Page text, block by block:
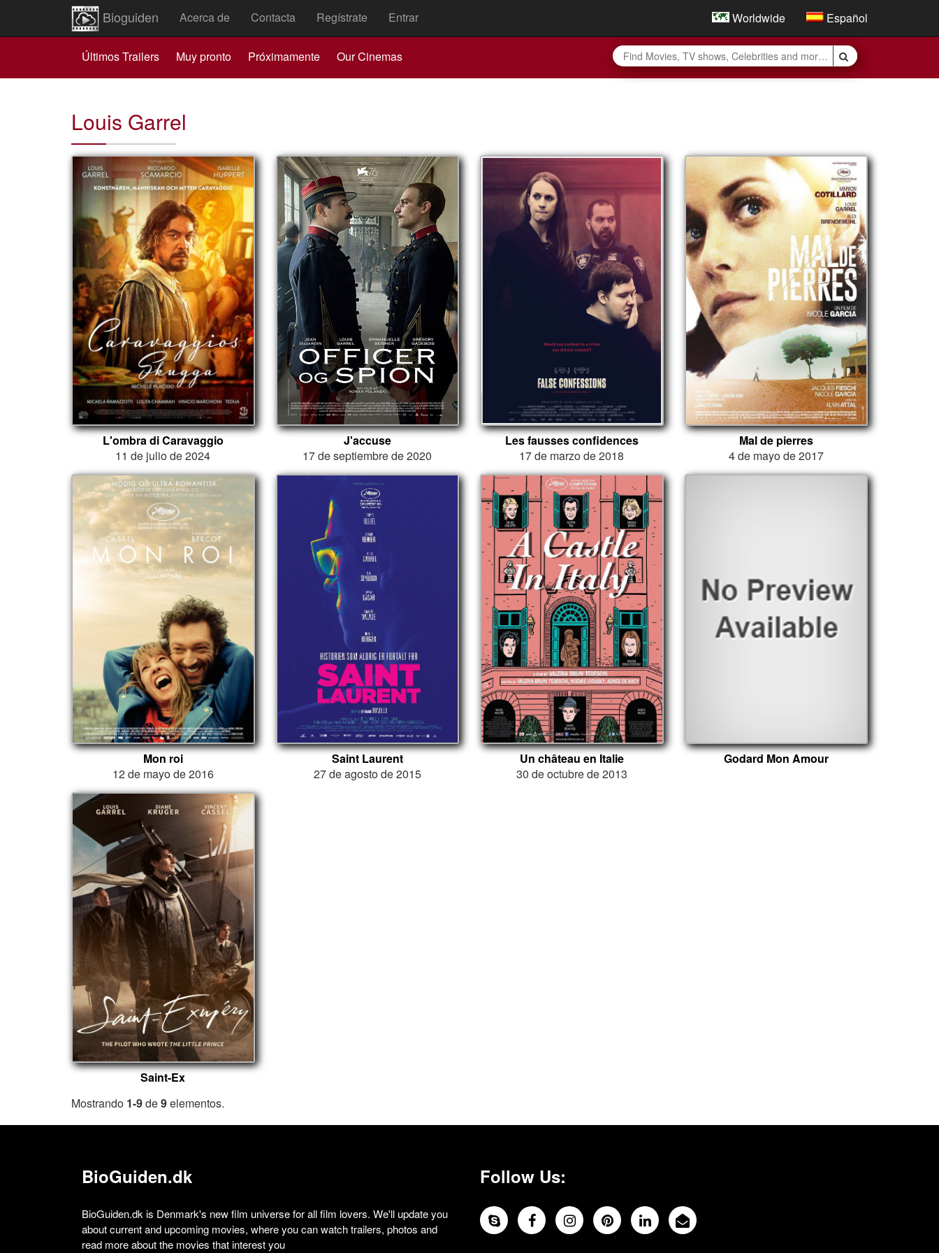
Bioguiden Acerca de Contacta Regístrate Entrar Worldwide Español
Últimos Trailers Muy pronto Próximamente Our Cinemas
Louis Garrel
L'ombra di Caravaggio
11 de julio de 2024
J'accuse
17 de septiembre de 2020
Les fausses confidences
17 de marzo de 2018
Mal de pierres
4 de mayo de 2017
Mon roi
12 de mayo de 2016
Saint Laurent
27 de agosto de 2015
Un château en Italie
30 de octubre de 2013
Godard Mon Amour
Saint-Ex
Mostrando 1-9de9elementos.
BioGuiden.dk
BioGuiden.dk is Denmark's new film universe for all film lovers. We'll update you
about current and upcoming movies, where you can watch trailers, photos and
read more about the movies that interest you
Follow Us: